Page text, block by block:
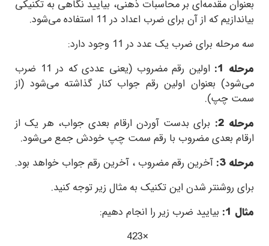
بعنوان مقدمه‌ای بر محاسبات ذهنی، بیایید نگاهی به تکنیکی
بیاندازیم که از آن برای ضرب اعداد در 11 استفاده می‌شود.
سه مرحله برای ضرب یک عدد در 11 وجود دارد:
مرحله 1:
اولین رقم مضروب (یعنی عددی که در 11 ضرب
می‌شود) بعنوان اولین رقم جواب کنار گذاشته می‌شود (از
سمت چپ).
مرحله 2:
برای بدست آوردن ارقام بعدی جواب، هر یک از
ارقام بعدی مضروب با رقم سمت چپ خودش جمع می‌شود.
مرحله 3:
آخرین رقم مضروب ، آخرین رقم جواب خواهد بود.
برای روشنتر شدن این تکنیک به مثال زیر توجه کنید.
مثال 1:
بیایید ضرب زیر را انجام دهیم:
423×